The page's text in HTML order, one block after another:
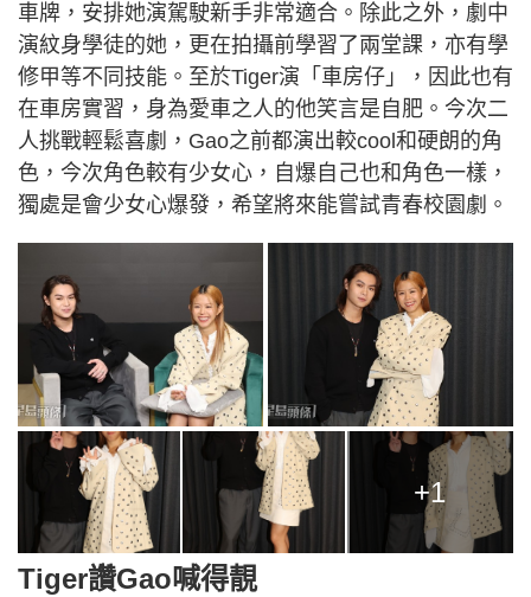
車牌，安排她演駕駛新手非常適合。除此之外，劇中
演紋身學徒的她，更在拍攝前學習了兩堂課，亦有學
修甲等不同技能。至於Tiger演「車房仔」，因此也有
在車房實習，身為愛車之人的他笑言是自肥。今次二
人挑戰輕鬆喜劇，Gao之前都演出較cool和硬朗的角
色，今次角色較有少女心，自爆自己也和角色一樣，
獨處是會少女心爆發，希望將來能嘗試青春校園劇。
+1
Tiger讚Gao喊得靚